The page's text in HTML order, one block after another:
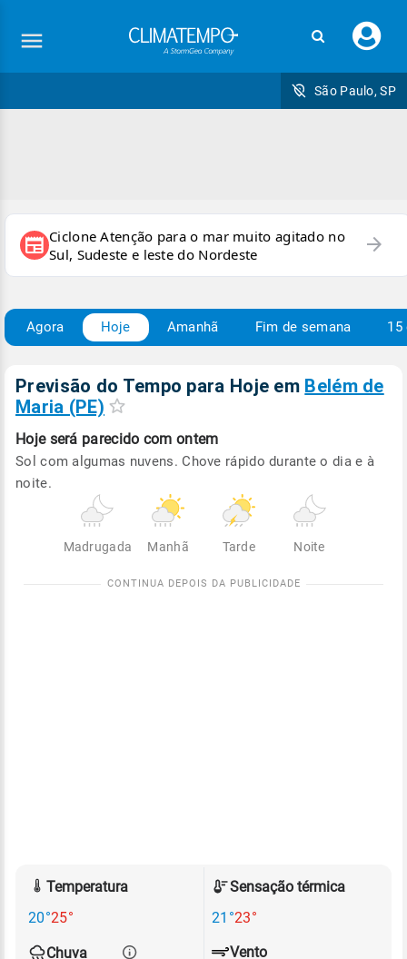
seu
São Paulo, SP
newspaper Ciclone Atenção para o mar muito agitado no
Sul, Sudeste e leste do Nordeste
arrow_forward
Agora Hoje Amanhã Fim de semana 15
Previsão do Tempo para Hoje em Belém de
Maria (PE)
Hoje será parecido com ontem
Sol com algumas nuvens. Chove rápido durante o dia e à
noite.
Madrugada Manhã Tarde Noite
Temperatura
20°25°
Sensação térmica
21°23°
Chuva
Vento